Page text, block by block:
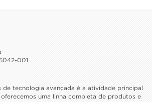
001
de tecnologia avançada é a atividade principal
oferecemos uma linha completa de produtos e